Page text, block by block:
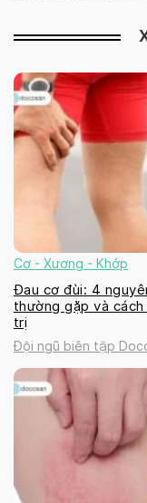
Cơ - Xương - Khớp
Đau cơ đùi: 4
thường gặp và
trị
Đội ngũ biên tập